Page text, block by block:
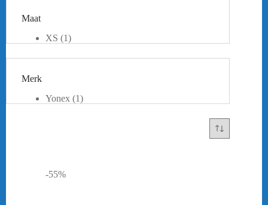
-55%
Maat
XS (1)
Merk
Yonex (1)